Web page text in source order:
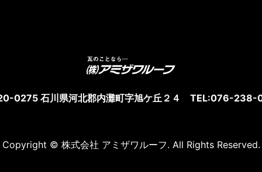
0275 石川県河北郡内灘町字旭ケ丘２４ TEL:076-238-
Copyright © 株式会社 アミザワルーフ. All Rights Reserved.